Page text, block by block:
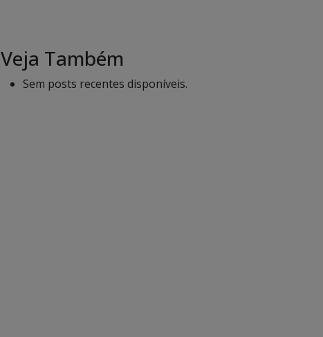
Veja Também
Sem posts recentes disponíveis.